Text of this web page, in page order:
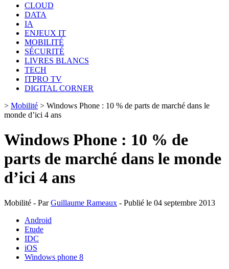
CLOUD
DATA
IA
ENJEUX IT
MOBILITÉ
SÉCURITÉ
LIVRES BLANCS
TECH
ITPRO TV
DIGITAL CORNER
> Mobilité > Windows Phone : 10 % de parts de marché dans le
monde d’ici 4 ans
Windows Phone : 10 % de
parts de marché dans le monde
d’ici 4 ans
Mobilité - ParGuillaume Rameaux - Publié le 04 septembre 2013
Android
Etude
IDC
iOS
Windows phone 8